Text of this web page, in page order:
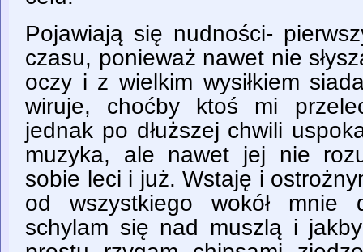
Pojawiają się nudności-
czasu, ponieważ nawet nie
oczy i z wielkim wysiłkiem
wiruje, choćby ktoś mi
jednak po dłuższej chwili
muzyka, ale nawet jej nie
sobie leci i już. Wstaję i
od wszystkiego wokół mnie
schylam się nad muszlą i